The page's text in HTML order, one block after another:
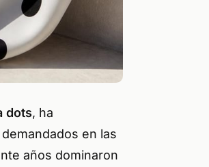
dots, ha
en las
años dominaron